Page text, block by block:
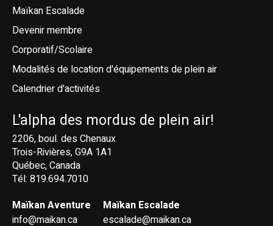
Maïkan Escalade
Devenir membre
Corporatif/Scolaire
Modalités de location d'équipements de plein air
Calendrier d'activités
L'alpha des mordus de plein air!
2206, boul. des Chenaux
Trois-Rivières, G9A 1A1
Québec, Canada
Tél: 819.694.7010
Maïkan Aventure
info@maikan.ca
Maïkan Escalade
escalade@maikan.ca